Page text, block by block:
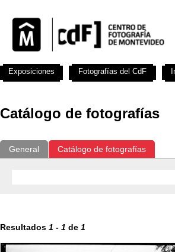
Catálogo de fotografías
General Catálogo de fotografías
Resultados 1 - 1 de 1
Exposiciones Fotografías del CdF